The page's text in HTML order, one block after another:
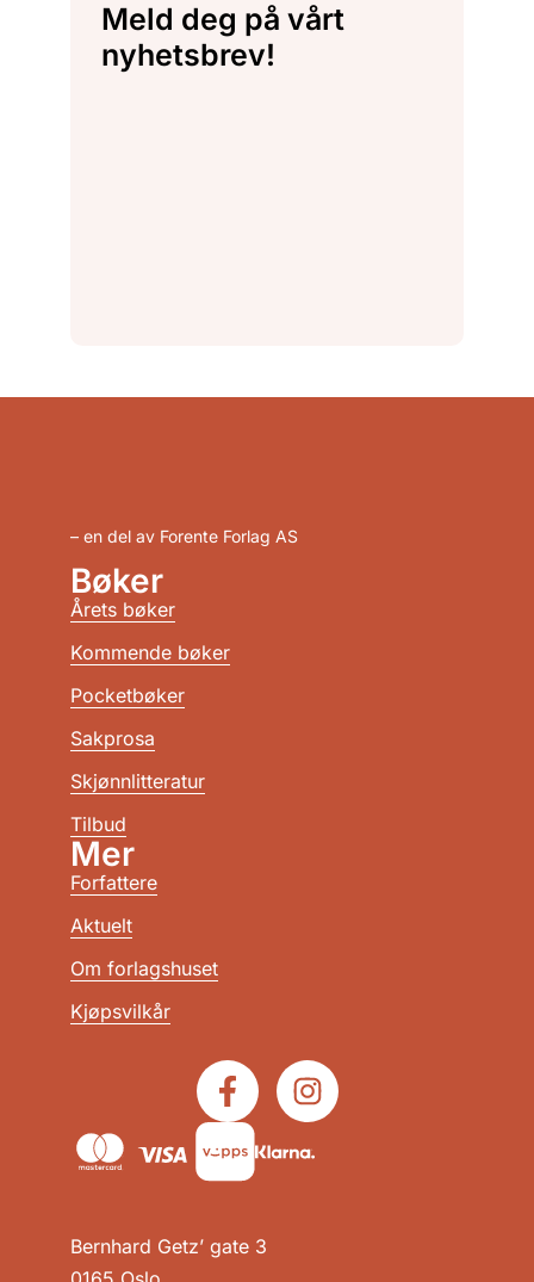
Meld deg på vårt
nyhetsbrev!
– en del av Forente Forlag AS
Bernhard Getz’ gate 3
Bøker
Årets bøker
Kommende bøker
Pocketbøker
Sakprosa
Skjønnlitteratur
Tilbud
Mer
Forfattere
Aktuelt
Om forlagshuset
Kjøpsvilkår